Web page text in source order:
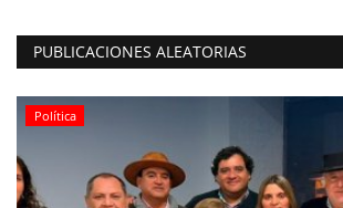
PUBLICACIONES ALEATORIAS
Política